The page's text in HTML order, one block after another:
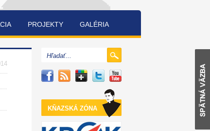
PROJEKTY GALÉRIA
CUKRÁRENSKÁ
SÚŤAŽ
KŇAZSKÁ ZÓNA